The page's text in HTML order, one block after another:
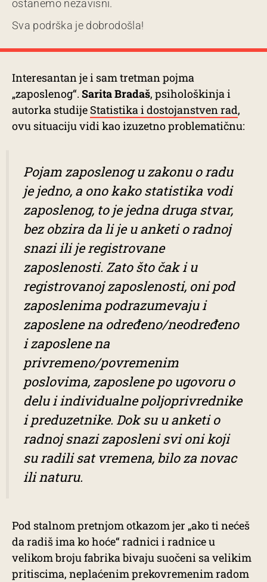
ostanemo nezavisni.
Sva podrška je dobrodošla!
Interesantan je i sam tretman pojma
„zaposlenog“. Sarita Bradaš, psihološkinja i
autorka studije Statistika i dostojanstven rad,
ovu situaciju vidi kao izuzetno problematičnu:
Pojam zaposlenog u zakonu o radu
je jedno, a ono kako statistika vodi
zaposlenog, to je jedna druga stvar,
bez obzira da li je u anketi o radnoj
snazi ili je registrovane
zaposlenosti. Zato što čak i u
registrovanoj zaposlenosti, oni pod
zaposlenima podrazumevaju i
zaposlene na određeno/neodređeno
i zaposlene na
privremeno/povremenim
poslovima, zaposlene po ugovoru o
delu i individualne poljoprivrednike
i preduzetnike. Dok su u anketi o
radnoj snazi zaposleni svi oni koji
su radili sat vremena, bilo za novac
ili naturu.
Pod stalnom pretnjom otkazom jer „ako ti nećeš
da radiš ima ko hoće“ radnici i radnice u
velikom broju fabrika bivaju suočeni sa velikim
pritiscima, neplaćenim prekovremenim radom